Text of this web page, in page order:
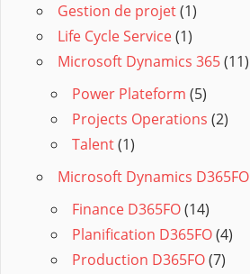
Gestion de projet(1)
Life Cycle Service(1)
Microsoft Dynamics 365(11)
Power Plateform (5)
Projects Operations (2)
Talent(1)
Microsoft Dynamics D365FO
Finance D365FO(14)
Planification D365FO(4)
Production D365FO(7)